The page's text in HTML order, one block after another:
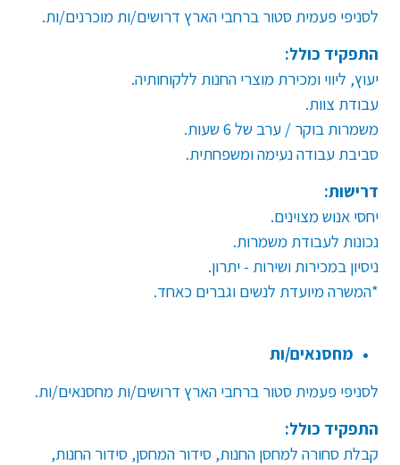
לסניפי פעמית סטור ברחבי הארץ דרושים/ות מוכרנים/ות.
התפקיד כולל:
יעוץ, ליווי ומכירת מוצרי החנות ללקוחותיה.
עבודת צוות.
משמרות בוקר / ערב של 6 שעות
.
סביבת עבודה נעימה ומשפחתית.
דרישות:
יחסי אנוש מצוינים.
נכונות לעבודת משמרות.
ניסיון במכירות ושירות - יתרון.
*המשרה מיועדת לנשים וגברים כאחד.
מחסנאים/ות
לסניפי פעמית סטור ברחבי הארץ דרושים/ות מחסנאים/ות.
התפקיד כולל:
קבלת סחורה למחסן החנות, סידור המחסן, סידור החנות,